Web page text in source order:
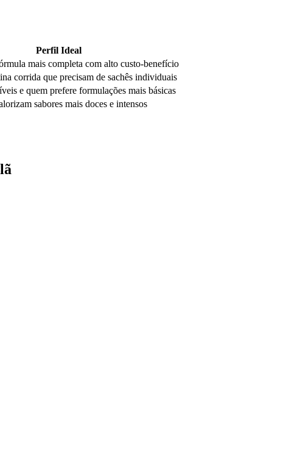
Perfil Ideal
mais completa com alto custo-benefício
corrida que precisam de sachês individuais
e quem prefere formulações mais básicas
sabores mais doces e intensos